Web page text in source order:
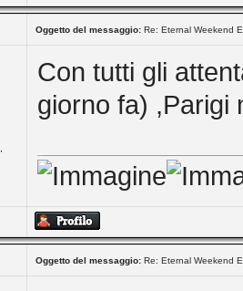
Oggetto del messaggio: Re: Eternal Weekend
Con tutti gli
giorno fa) ,Parigi
Oggetto del messaggio: Re: Eternal Weekend